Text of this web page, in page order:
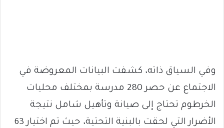
وفي السياق ذاته، كشفت البيانات المعروضة في
الاجتماع عن حصر 280 مدرسة بمختلف محليات
الخرطوم تحتاج إلى صيانة وتأهيل شامل نتيجة
الأضرار التي لحقت بالبنية التحتية، حيث تم اختيار 63